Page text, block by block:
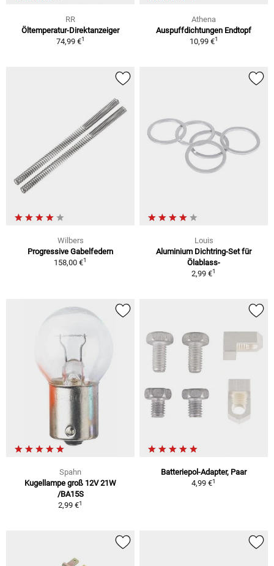
RR
Öltemperatur-Direktanzeiger
74,99 €1
Athena
Auspuffdichtungen Endtopf
10,99 €1
Wilbers
Progressive Gabelfedern
158,00 €1
Louis
Aluminium Dichtring-Set für
Ölablass-
2,99 €1
Spahn
Kugellampe groß 12V 21W
/BA15S
2,99 €1
Batteriepol-Adapter, Paar
4,99 €1